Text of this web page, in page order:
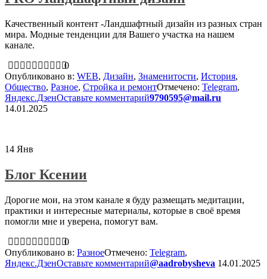
Качественный контент -Ландшафтный дизайн из разных стран
мира. Модные тенденции для Вашего участка на нашем
канале.
0
Опубликовано в: WEB, Дизайн, Знаменитости, История,
Общество, Разное, Стройка и ремонтОтмечено: Telegram,
Яндекс.ДзенОставьте комментарий9790595@mail.ru
14.01.2025
14 Янв
Блог Ксении
Дорогие мои, на этом канале я буду размещать медитации,
практики и интересные материалы, которые в своё время
помогли мне и уверена, помогут вам.
0
Опубликовано в: РазноеОтмечено: Telegram,
Яндекс.ДзенОставьте комментарий@aadrobysheva 14.01.2025